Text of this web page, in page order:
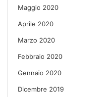
Maggio 2020
Aprile 2020
Marzo 2020
Febbraio 2020
Gennaio 2020
Dicembre 2019